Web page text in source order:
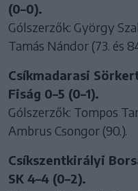
(0–0).
Gólszerzők: György
Tamás Nándor (73. és
Csíkmadarasi
Fiság 0–5 (0–1).
Gólszerzők: Tompos
Ambrus Csongor (90.).
Csíkszentkirályi
SK 4–4 (0–2).